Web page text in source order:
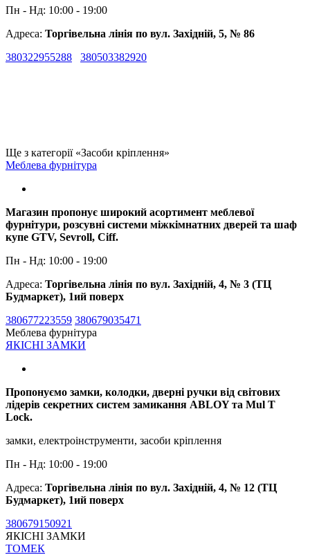
Пн - Нд: 10:00 - 19:00
Адреса: Торгівельна лінія по вул. Західній, 5, № 86
380322955288
380503382920
Ще з категорії «Засоби кріплення»
Меблева фурнітура
Магазин пропонує широкий асортимент меблевої
фурнітури, розсувні системи міжкімнатних дверей та шаф
купе GTV, Sevroll, Ciff.
Пн - Нд: 10:00 - 19:00
Адреса: Торгівельна лінія по вул. Західній, 4, № 3 (ТЦ
Будмаркет), 1ий поверх
380677223559 380679035471
Меблева фурнітура
ЯКІСНІ ЗАМКИ
Пропонуємо замки, колодки, дверні ручки від світових
лідерів секретних систем замикання ABLOY та Mul T
Lock.
замки, електроінструменти, засоби кріплення
Пн - Нд: 10:00 - 19:00
Адреса: Торгівельна лінія по вул. Західній, 4, № 12 (ТЦ
Будмаркет), 1ий поверх
380679150921
ЯКІСНІ ЗАМКИ
ТОМЕК